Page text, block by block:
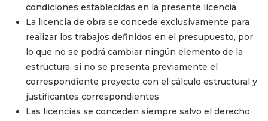
condiciones establecidas en la presente licencia.
La licencia de obra se concede exclusivamente para
realizar los trabajos definidos en el presupuesto, por
lo que no se podrá cambiar ningún elemento de la
estructura, si no se presenta previamente el
correspondiente proyecto con el cálculo estructural y
justificantes correspondientes
Las licencias se conceden siempre salvo el derecho